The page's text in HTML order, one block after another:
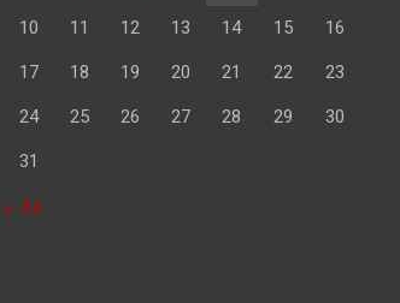
10 11 12 13 14 15 16
17 18 19 20 21 22 23
24 25 26 27 28 29 30
31
« Jul